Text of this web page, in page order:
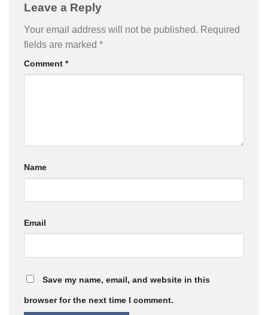
Leave a Reply
Your email address will not be published. Required
fields are marked *
Comment *
Name
Email
Save my name, email, and website in this
browser for the next time I comment.